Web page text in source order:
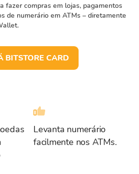
fazer compras em lojas, pagamentos
de numerário em ATMs – diretamente
BITSTORE CARD
Levanta numerário
facilmente nos ATMs.